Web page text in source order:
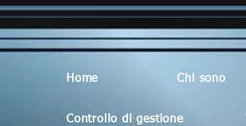
Home Chi sono
Controllo di gestione